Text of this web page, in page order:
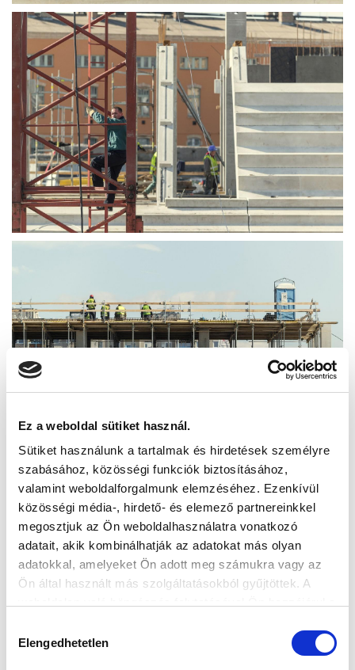
Ez a weboldal sütiket használ.
Sütiket használunk a tartalmak és hirdetések személyre
szabásához, közösségi funkciók biztosításához,
valamint weboldalforgalmunk elemzéséhez. Ezenkívül
közösségi média-, hirdető- és elemező partnereinkkel
megosztjuk az Ön weboldalhasználatra vonatkozó
adatait, akik kombinálhatják az adatokat más olyan
adatokkal, amelyeket Ön adott meg számukra vagy az
Ön által használt más szolgáltatásokból gyűjtöttek. A
kiválasztása
Elengedhetetlen